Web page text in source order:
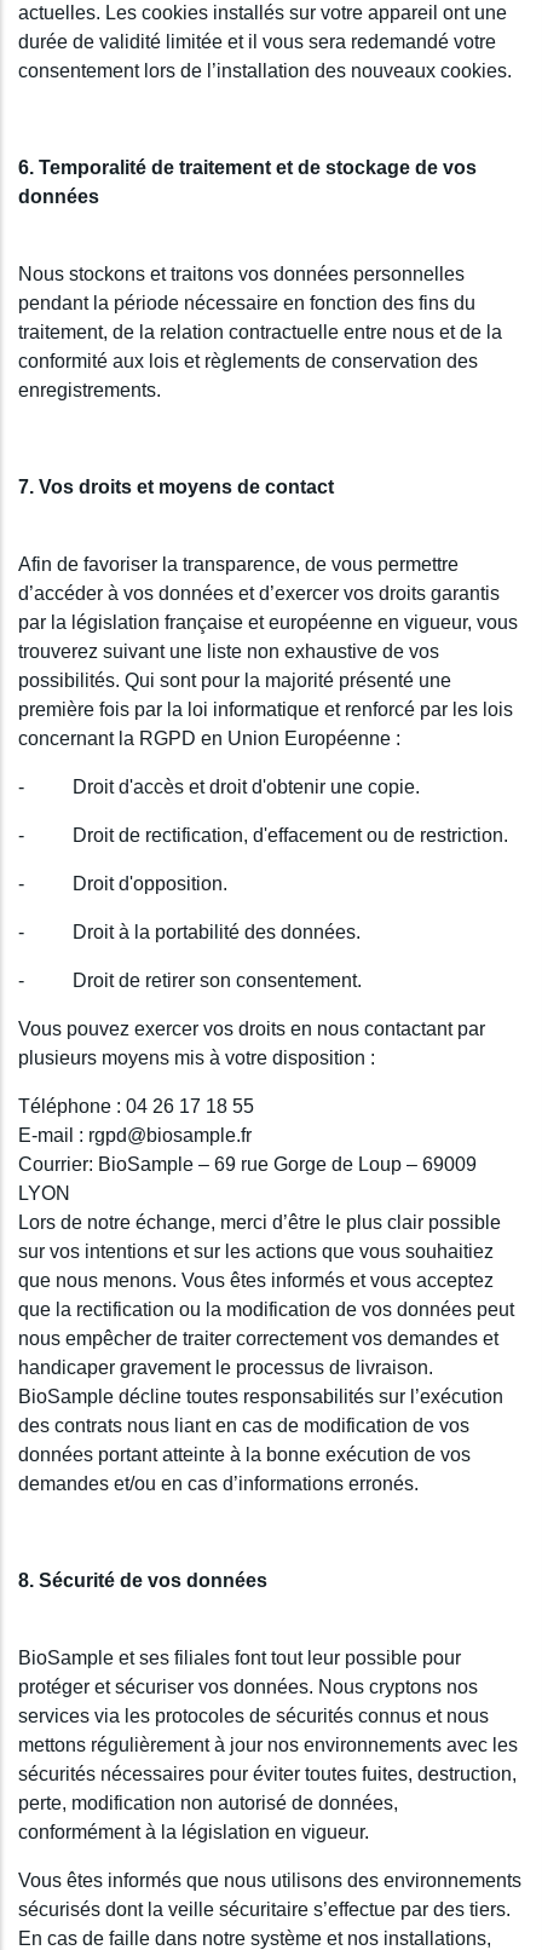
actuelles. Les cookies installés sur votre appareil ont une
durée de validité limitée et il vous sera redemandé votre
consentement lors de l’installation des nouveaux cookies.
6. Temporalité de traitement et de stockage de vos
données
Nous stockons et traitons vos données personnelles
pendant la période nécessaire en fonction des fins du
traitement, de la relation contractuelle entre nous et de la
conformité aux lois et règlements de conservation des
enregistrements.
7. Vos droits et moyens de contact
Afin de favoriser la transparence, de vous permettre
d’accéder à vos données et d’exercer vos droits garantis
par la législation française et européenne en vigueur, vous
trouverez suivant une liste non exhaustive de vos
possibilités. Qui sont pour la majorité présenté une
première fois par la loi informatique et renforcé par les lois
concernant la RGPD en Union Européenne :
- Droit d'accès et droit d'obtenir une copie.
- Droit de rectification, d'effacement ou de restriction.
- Droit d'opposition.
- Droit à la portabilité des données.
- Droit de retirer son consentement.
Vous pouvez exercer vos droits en nous contactant par
plusieurs moyens mis à votre disposition :
Téléphone : 04 26 17 18 55
E-mail : rgpd@biosample.fr
Courrier: BioSample – 69 rue Gorge de Loup – 69009
LYON
Lors de notre échange, merci d’être le plus clair possible
sur vos intentions et sur les actions que vous souhaitiez
que nous menons. Vous êtes informés et vous acceptez
que la rectification ou la modification de vos données peut
nous empêcher de traiter correctement vos demandes et
handicaper gravement le processus de livraison.
BioSample décline toutes responsabilités sur l’exécution
des contrats nous liant en cas de modification de vos
données portant atteinte à la bonne exécution de vos
demandes et/ou en cas d’informations erronés.
8. Sécurité de vos données
BioSample et ses filiales font tout leur possible pour
protéger et sécuriser vos données. Nous cryptons nos
services via les protocoles de sécurités connus et nous
mettons régulièrement à jour nos environnements avec les
sécurités nécessaires pour éviter toutes fuites, destruction,
perte, modification non autorisé de données,
conformément à la législation en vigueur.
Vous êtes informés que nous utilisons des environnements
sécurisés dont la veille sécuritaire s’effectue par des tiers.
En cas de faille dans notre système et nos installations,